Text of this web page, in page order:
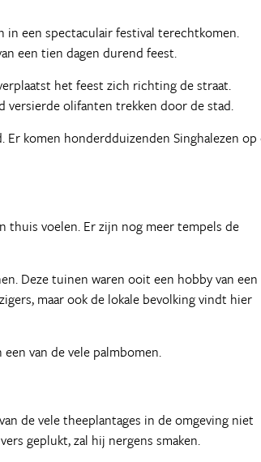
in een spectaculair festival terechtkomen.
een tien dagen durend feest.
het feest zich richting de straat.
versierde olifanten trekken door de stad.
komen honderdduizenden Singhalezen
thuis voelen. Er zijn nog meer tempels de
Deze tuinen waren ooit een hobby van een
maar ook de lokale bevolking vindt hier
van de vele palmbomen.
de vele theeplantages in de omgeving niet
geplukt, zal hij nergens smaken.